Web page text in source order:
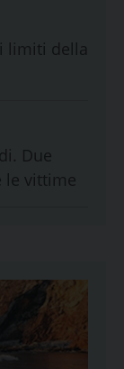
limiti della
Due
le vittime